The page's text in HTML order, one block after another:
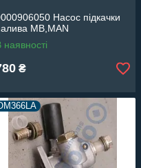
Насос підкачки
MB,MAN
наявності
₴